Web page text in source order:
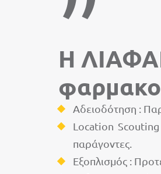
Η
Αδειοδότηση :
Location
παράγοντες.
Εξοπλισμός :